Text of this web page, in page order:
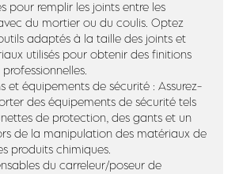
pour remplir les joints entre les
du mortier ou du coulis. Optez
adaptés à la taille des joints et
utilisés pour obtenir des finitions
et équipements de sécurité : Assurez-
des équipements de sécurité tels
de protection, des gants et un
de la manipulation des matériaux de
produits chimiques.
du carreleur/poseur de